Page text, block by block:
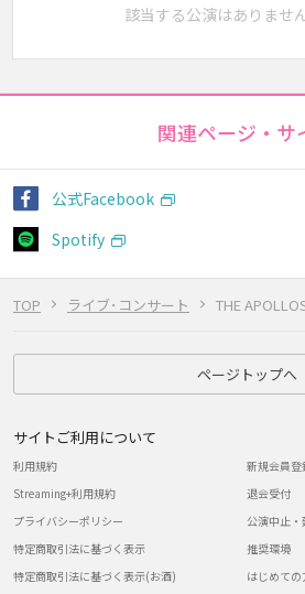
TOP ライブ･コンサート THE
該当する公演はありませ
関連ページ・サ
公式Facebook
Spotify
ページトップへ
サイトご利用について
利用規約
Streaming+利用規約
プライバシーポリシー
特定商取引法に基づく表示
特定商取引法に基づく表示(お酒)
新規会員登
退会受付
公演中止・
推奨環境
はじめての